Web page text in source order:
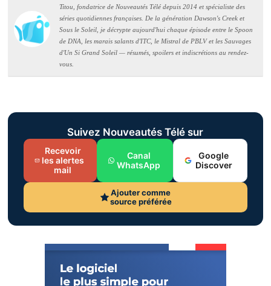
Titou, fondatrice de Nouveautés Télé depuis 2014 et spécialiste des
séries quotidiennes françaises. De la génération Dawson's Creek et
Sous le Soleil, je décrypte aujourd'hui chaque épisode entre le Spoon
de DNA, les marais salants d'ITC, le Mistral de PBLV et les Sauvages
d'Un Si Grand Soleil — résumés, spoilers et indiscrétions au rendez-
vous.
Suivez Nouveautés Télé sur
Recevoir
les alertes
mail
Canal
WhatsApp
Google
Discover
Ajouter comme
source préférée